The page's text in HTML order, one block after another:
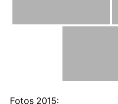
Fotos 2015: